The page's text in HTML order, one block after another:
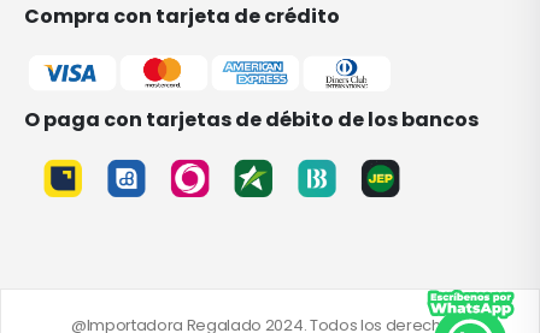
Compra con tarjeta de crédito
O paga con tarjetas de débito de los bancos
@Importadora Regalado 2024. Todos los derechos